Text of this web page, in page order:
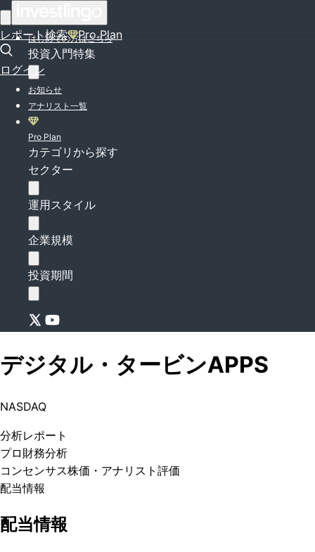
レポート検索 Pro Plan
ログイン
はじめての方はこちら
投資入門特集
お知らせ
アナリスト一覧
Pro Plan
カテゴリから探す
セクター
運用スタイル
企業規模
投資期間
デジタル・タービンAPPS
NASDAQ
分析レポート
プロ 財務分析
コンセンサス株価 ・アナリスト評価
配当情報
配当情報